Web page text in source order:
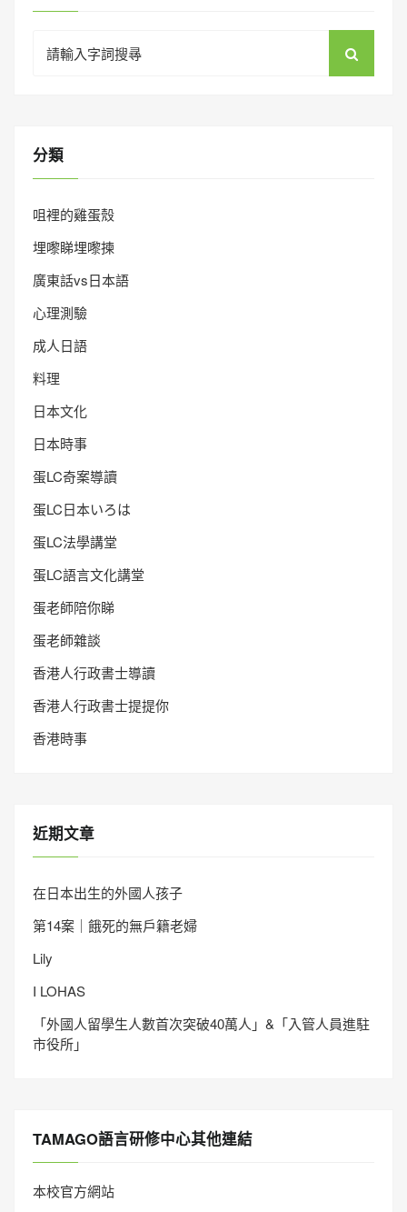
for:
分類
咀裡的雞蛋殼
埋嚟睇埋嚟揀
廣東話vs日本語
心理測驗
成人日語
料理
日本文化
日本時事
蛋LC奇案導讀
蛋LC日本いろは
蛋LC法學講堂
蛋LC語言文化講堂
蛋老師陪你睇
蛋老師雜談
香港人行政書士導讀
香港人行政書士提提你
香港時事
近期文章
在日本出生的外國人孩子
第14案｜餓死的無戶籍老婦
Lily
I LOHAS
「外國人留學生人數首次突破40萬人」&「入管人員進駐
市役所」
TAMAGO語言研修中心其他連結
本校官方網站